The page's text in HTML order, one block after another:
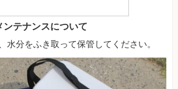
テナンスについて
水分をふき取って保管してください。